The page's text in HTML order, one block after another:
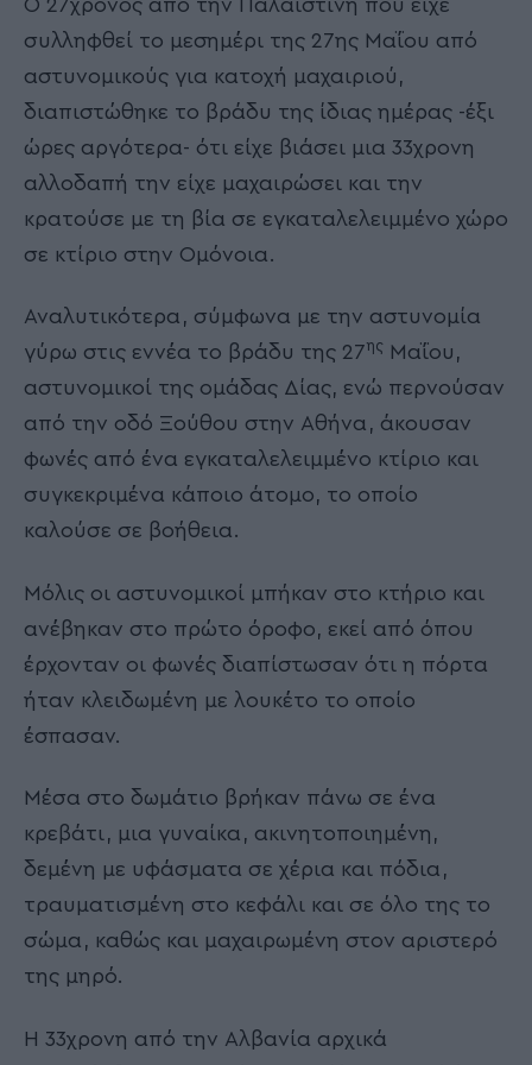
συλληφθεί το μεσημέρι της 27ης Μαΐου από
αστυνομικούς για κατοχή μαχαιριού,
διαπιστώθηκε το βράδυ της ίδιας ημέρας -έξι
ώρες αργότερα- ότι είχε βιάσει μια 33χρονη
αλλοδαπή την είχε μαχαιρώσει και την
κρατούσε με τη βία σε εγκαταλελειμμένο χώρο
σε κτίριο στην Ομόνοια.
Αναλυτικότερα, σύμφωνα με την αστυνομία
γύρω στις εννέα το βράδυ της 27ης Μαΐου,
αστυνομικοί της ομάδας Δίας, ενώ περνούσαν
από την οδό Ξούθου στην Αθήνα, άκουσαν
φωνές από ένα εγκαταλελειμμένο κτίριο και
συγκεκριμένα κάποιο άτομο, το οποίο
καλούσε σε βοήθεια.
Μόλις οι αστυνομικοί μπήκαν στο κτήριο και
ανέβηκαν στο πρώτο όροφο, εκεί από όπου
έρχονταν οι φωνές διαπίστωσαν ότι η πόρτα
ήταν κλειδωμένη με λουκέτο το οποίο
έσπασαν.
Μέσα στο δωμάτιο βρήκαν πάνω σε ένα
κρεβάτι, μια γυναίκα, ακινητοποιημένη,
δεμένη με υφάσματα σε χέρια και πόδια,
τραυματισμένη στο κεφάλι και σε όλο της το
σώμα, καθώς και μαχαιρωμένη στον αριστερό
της μηρό.
Η 33χρονη από την Αλβανία αρχικά